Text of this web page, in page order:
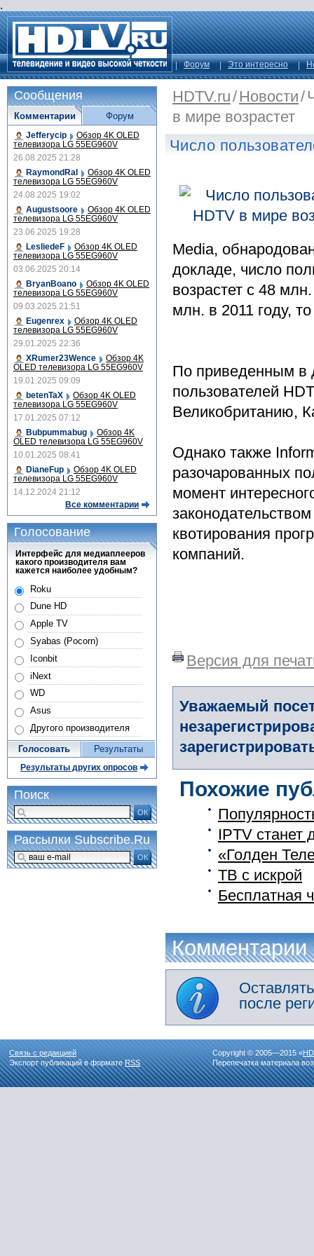
.
Форум Это интересно
HDTV.ru/Новости/
в мире возрастет
Число
Media,
докладе, число
возрастет с 48
млн. в 2011 году,
По приведенным в
пользователей
Великобританию,
Однако также
разочарованных
момент
квотирования
компаний.
Версия для
Уважаемый
Похожие
IPTV станет
«Голден
ТВ с искрой
Бесплатная
Комментарии
после
Сообщения
Комментарии
Jefferycip Обзор 4K OLED
телевизора LG 55EG960V
26.08.2025 21:28
RaymondRal
Обзор 4K OLED
телевизора LG 55EG960V
24.08.2025 19:02
Augustsoore
Обзор 4K OLED
телевизора LG 55EG960V
23.06.2025 19:28
LesliedeF
Обзор 4K OLED
телевизора LG 55EG960V
03.06.2025 20:14
BryanBoano
Обзор 4K OLED
телевизора LG 55EG960V
09.03.2025 21:51
Eugenrex
Обзор 4K OLED
телевизора LG 55EG960V
29.01.2025 22:36
XRumer23Wence
Обзор 4K
OLED телевизора LG 55EG960V
19.01.2025 09:09
betenTaX
Обзор 4K OLED
телевизора LG 55EG960V
17.01.2025 07:12
Bubpummabug
Обзор 4K
OLED телевизора LG 55EG960V
10.01.2025 08:41
DianeFup
Обзор 4K OLED
телевизора LG 55EG960V
14.12.2024 21:12
Все комментарии
Форум
Голосование
Интерфейс для медиаплееров
какого производителя вам
кажется наиболее удобным?
Roku
Dune HD
Apple TV
Syabas (Pocorn)
Iconbit
iNext
WD
Asus
Другого производителя
Голосовать Результаты
Результаты других опросов
Поиск
ОК
Рассылки Subscribe.Ru
ОК
Связь с редакцией
Экспорт публикаций в форматеRSS
Copyright © 2005—2015 «
Перепечатка материала